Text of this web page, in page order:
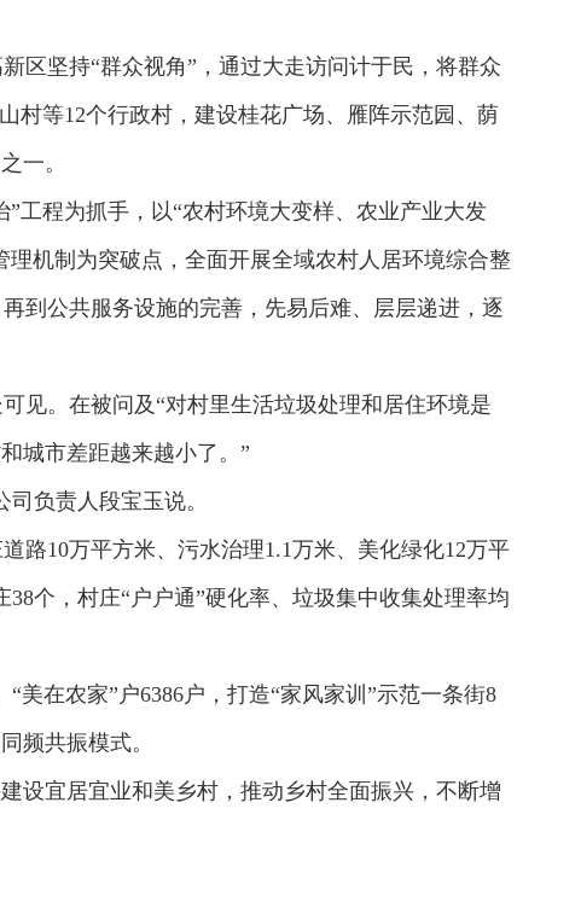
区坚持“群众视角”，通过大走访问计于民，将群众
村等12个行政村，建设桂花广场、雁阵示范园、荫
一。
工程为抓手，以“农村环境大变样、农业产业大发
机制为突破点，全面开展全域农村人居环境综合整
到公共服务设施的完善，先易后难、层层递进，逐
见。在被问及“对村里生活垃圾处理和居住环境是
城市差距越来越小了。”
负责人段宝玉说。
路10万平方米、污水治理1.1万米、美化绿化12万平
个，村庄“户户通”硬化率、垃圾集中收集处理率均
美在农家”户6386户，打造“家风家训”示范一条街8
频共振模式。
设宜居宜业和美乡村，推动乡村全面振兴，不断增